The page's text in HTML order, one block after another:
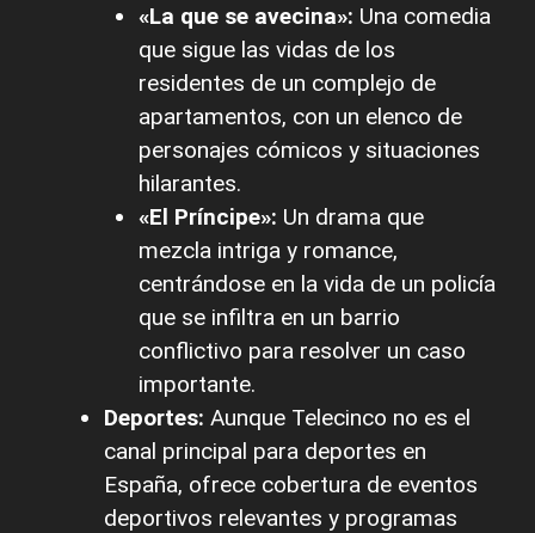
«La que se avecina»: Una comedia
que sigue las vidas de los
residentes de un complejo de
apartamentos, con un elenco de
personajes cómicos y situaciones
hilarantes.
«El Príncipe»: Un drama que
mezcla intriga y romance,
centrándose en la vida de un policía
que se infiltra en un barrio
conflictivo para resolver un caso
importante.
Deportes: Aunque Telecinco no es el
canal principal para deportes en
España, ofrece cobertura de eventos
deportivos relevantes y programas